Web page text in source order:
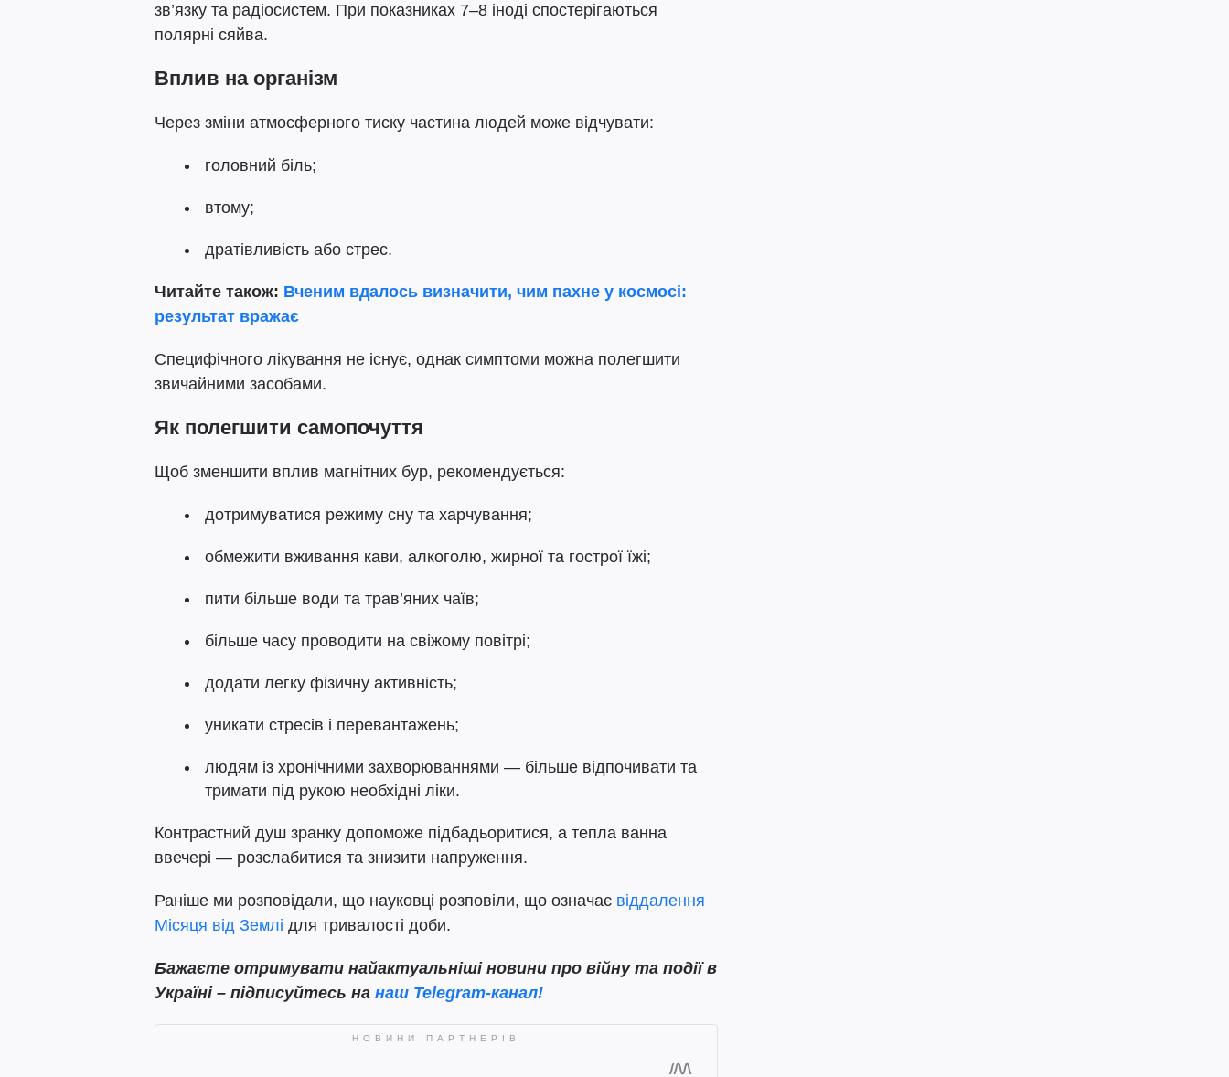
зв’язку та радіосистем. При показниках 7–8 іноді спостерігаються
полярні сяйва.
Вплив на організм
Через зміни атмосферного тиску частина людей може відчувати:
головний біль;
втому;
дратівливість або стрес.
Читайте також: Вченим вдалось визначити, чим пахне у космосі:
результат вражає
Специфічного лікування не існує, однак симптоми можна полегшити
звичайними засобами.
Як полегшити самопочуття
Щоб зменшити вплив магнітних бур, рекомендується:
дотримуватися режиму сну та харчування;
обмежити вживання кави, алкоголю, жирної та гострої їжі;
пити більше води та трав’яних чаїв;
більше часу проводити на свіжому повітрі;
додати легку фізичну активність;
уникати стресів і перевантажень;
людям із хронічними захворюваннями — більше відпочивати та
тримати під рукою необхідні ліки.
Контрастний душ зранку допоможе підбадьоритися, а тепла ванна
ввечері — розслабитися та знизити напруження.
Раніше ми розповідали, що науковці розповіли, що означає віддалення
Місяця від Землі для тривалості доби.
Бажаєте отримувати найактуальніші новини про війну та події в
Україні – підписуйтесь на наш Telegram-канал!